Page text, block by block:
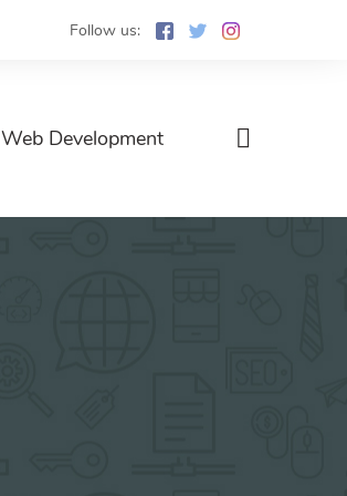
Follow us:
Web Development